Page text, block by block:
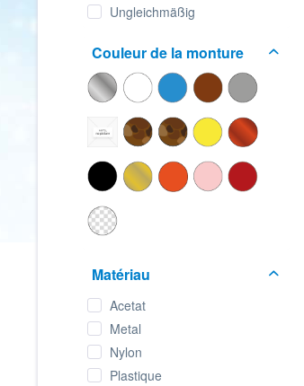
Ungleichmäßig
Couleur de la monture
Matériau
Acetat
Metal
Nylon
Plastique